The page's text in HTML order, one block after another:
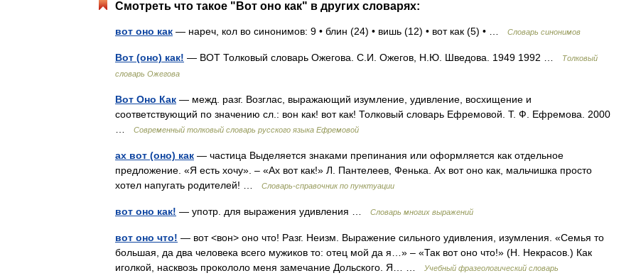
Смотреть что такое "Вот оно как" в других словарях:
вот оно как — нареч, кол во синонимов: 9 • блин (24) • вишь (12) • вот как (5) • … Словарь синонимов
Вот (оно) как! — ВОТ Толковый словарь Ожегова. С.И. Ожегов, Н.Ю. Шведова. 1949 1992 …
Толковый
словарь Ожегова
Вот Оно Как — межд. разг. Возглас, выражающий изумление, удивление, восхищение и
соответствующий по значению сл.: вон как! вот как! Толковый словарь Ефремовой. Т. Ф. Ефремова. 2000
Современный толковый словарь русского языка Ефремовой
ах вот (оно) как — частица Выделяется знаками препинания или оформляется как отдельное
предложение. «Я есть хочу». – «Ах вот как!» Л. Пантелеев, Фенька. Ах вот оно как, мальчишка просто
хотел напугать родителей! …
Словарь-справочник по пунктуации
вот оно как! — употр. для выражения удивления … Словарь многих выражений
вот оно что! — вот <вон> оно что! Разг. Неизм. Выражение сильного удивления, изумления. «Семья то
большая, да два человека всего мужиков то: отец мой да я…» – «Так вот оно что!» (Н. Некрасов.) Как
иголкой, насквозь прокололо меня замечание Дольского. Я… …
Учебный фразеологический словарь